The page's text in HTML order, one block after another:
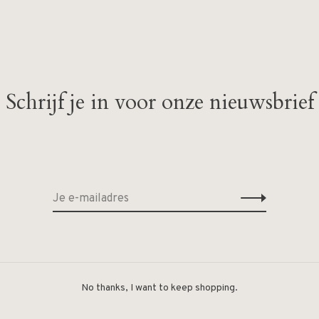
Geen producten
Schrijf je in voor onze nieuwsbrief
No thanks, I want to keep shopping.